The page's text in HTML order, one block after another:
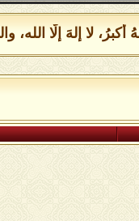
أكبرُ، لا إلهَ إلَّا